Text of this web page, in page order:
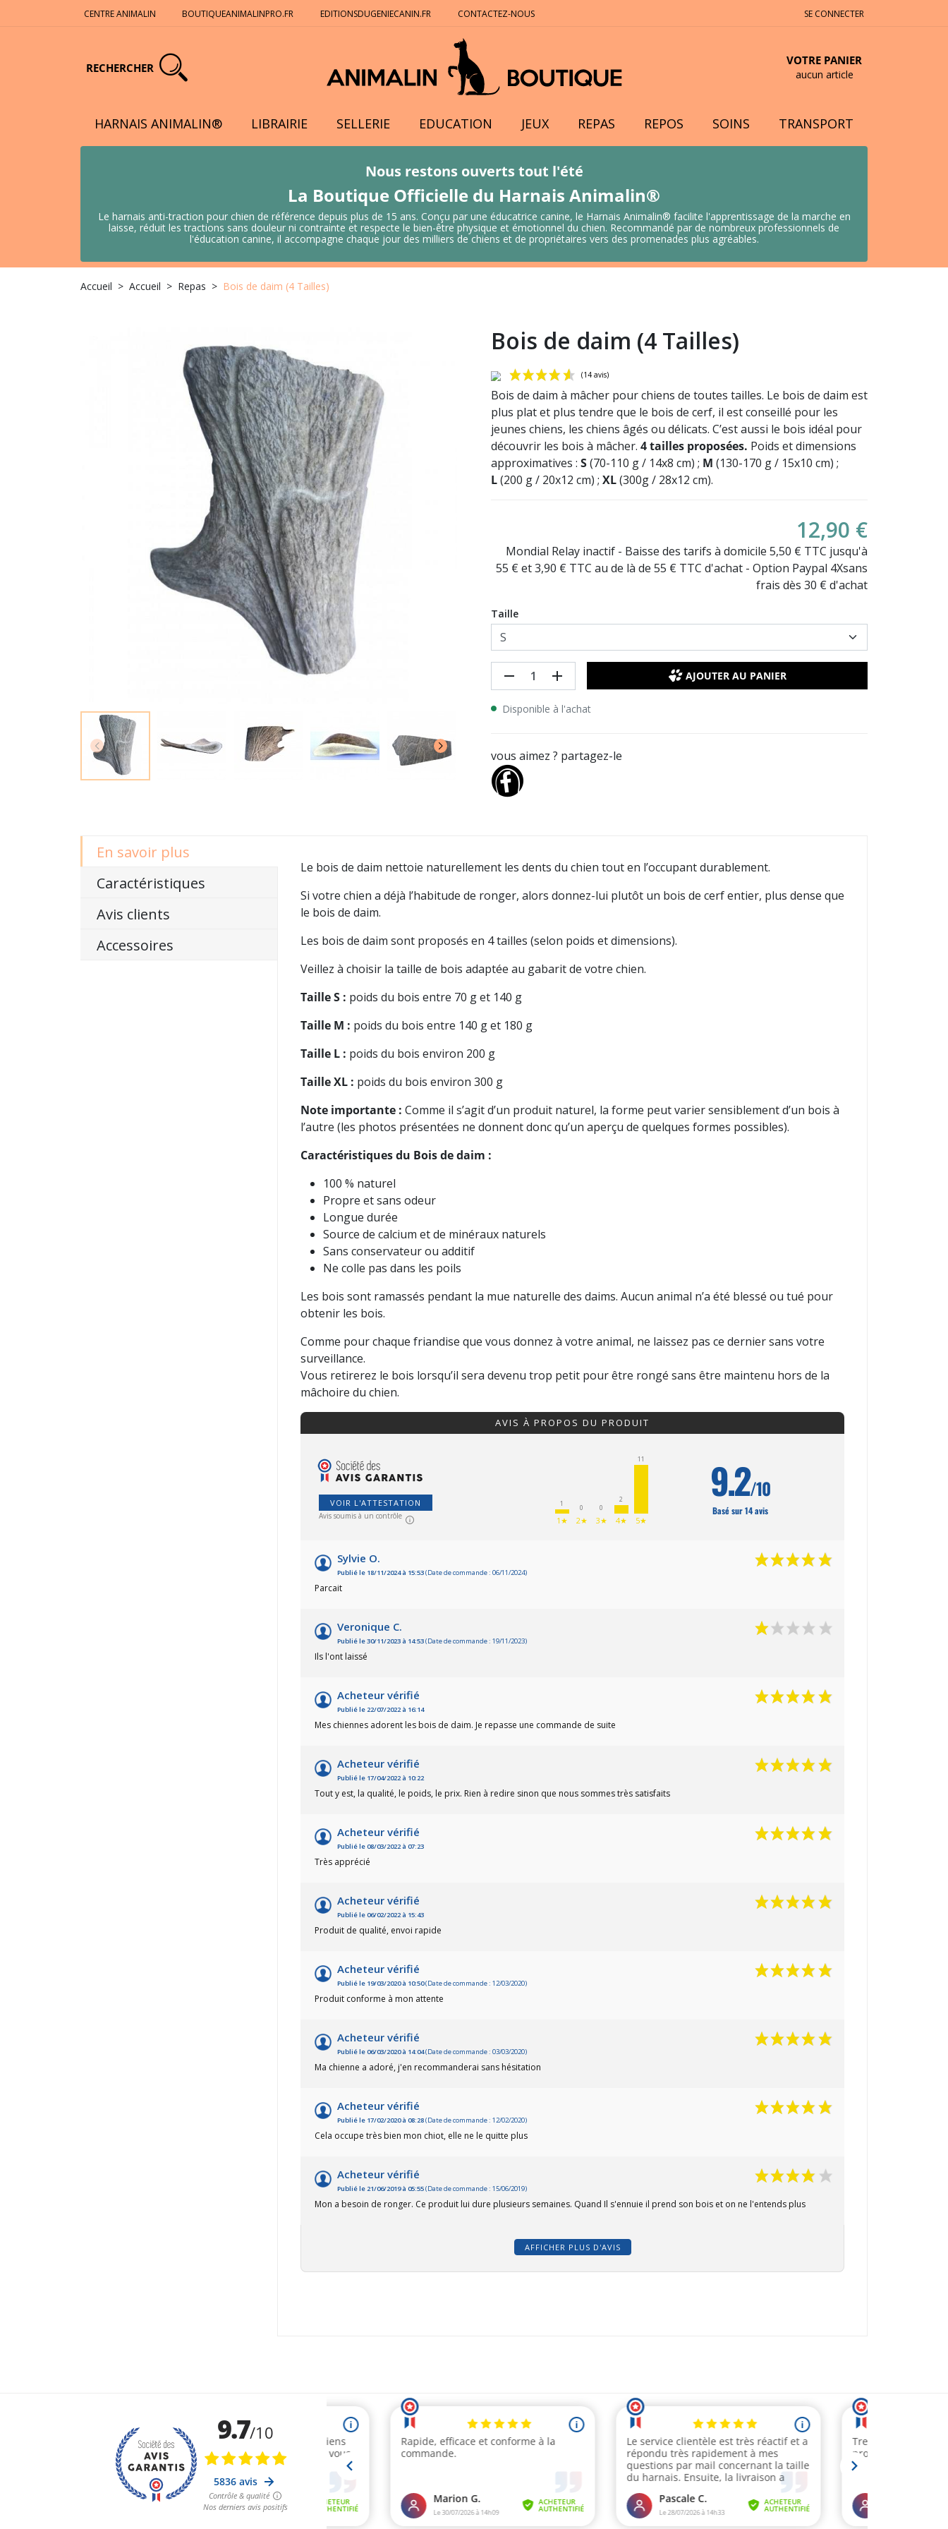
CENTRE ANIMALIN BOUTIQUEANIMALINPRO.FR EDITIONSDUGENIECANIN.FR CONTACTEZ-NOUS SE CONNECTER
RECHERCHER
VOTRE PANIER
aucun article
HARNAIS ANIMALIN® LIBRAIRIE SELLERIE EDUCATION JEUX REPAS REPOS SOINS TRANSPORT
Nous restons ouverts tout l'été
La Boutique Officielle du Harnais Animalin®
Le harnais anti-traction pour chien de référence depuis plus de 15 ans. Conçu par une éducatrice canine, le Harnais Animalin® facilite l'apprentissage de la marche en
laisse, réduit les tractions sans douleur ni contrainte et respecte le bien-être physique et émotionnel du chien. Recommandé par de nombreux professionnels de
l'éducation canine, il accompagne chaque jour des milliers de chiens et de propriétaires vers des promenades plus agréables.
Accueil Accueil Repas Bois de daim (4 Tailles)
Bois de daim (4 Tailles)
Bois de daim à mâcher pour chiens de toutes tailles. Le bois de daim est
plus plat et plus tendre que le bois de cerf, il est conseillé pour les
jeunes chiens, les chiens âgés ou délicats. C’est aussi le bois idéal pour
découvrir les bois à mâcher. 4 tailles proposées. Poids et dimensions
approximatives : S(70-110 g / 14x8 cm) ; M (130-170 g / 15x10 cm) ;
L(200 g / 20x12 cm) ; XL(300g / 28x12 cm).
12,90 €
Mondial Relay inactif - Baisse des tarifs à domicile 5,50 € TTC jusqu'à
55 € et 3,90 € TTC au de là de 55 € TTC d'achat - Option Paypal 4Xsans
frais dès 30 € d'achat
Taille
remove add AJOUTER AU PANIER
Disponible à l'achat
vous aimez ? partagez-le
En savoir plus
Caractéristiques
Avis clients
Accessoires
Le bois de daim nettoie naturellement les dents du chien tout en l’occupant durablement.
Si votre chien a déjà l’habitude de ronger, alors donnez-lui plutôt un bois de cerf entier, plus dense que
le bois de daim.
Les bois de daim sont proposés en 4 tailles (selon poids et dimensions).
Veillez à choisir la taille de bois adaptée au gabarit de votre chien.
Taille S : poids du bois entre 70 g et 140 g
Taille M : poids du bois entre 140 g et 180 g
Taille L : poids du bois environ 200 g
Taille XL : poids du bois environ 300 g
Note importante : Comme il s’agit d’un produit naturel, la forme peut varier sensiblement d’un bois à
l’autre (les photos présentées ne donnent donc qu’un aperçu de quelques formes possibles).
Caractéristiques du Bois de daim :
100 % naturel
Propre et sans odeur
Longue durée
Source de calcium et de minéraux naturels
Sans conservateur ou additif
Ne colle pas dans les poils
Les bois sont ramassés pendant la mue naturelle des daims. Aucun animal n’a été blessé ou tué pour
obtenir les bois.
Comme pour chaque friandise que vous donnez à votre animal, ne laissez pas ce dernier sans votre
surveillance.
Vous retirerez le bois lorsqu’il sera devenu trop petit pour être rongé sans être maintenu hors de la
mâchoire du chien.
AVIS À PROPOS DU PRODUIT
VOIR L'ATTESTATION
Avis soumis à un contrôle
1
1★
0
2★
0
3★
2
4★
11
5★
9.2/10
Basé sur 14 avis
Sylvie O.
Publié le 18/11/2024 à 15:53(Date de commande : 06/11/2024)
Parcait
Veronique C.
Publié le 30/11/2023 à 14:53(Date de commande : 19/11/2023)
Ils l'ont laissé
Acheteur vérifié
Publié le 22/07/2022 à 16:14
Mes chiennes adorent les bois de daim. Je repasse une commande de suite
Acheteur vérifié
Publié le 17/04/2022 à 10:22
Tout y est, la qualité, le poids, le prix. Rien à redire sinon que nous sommes très satisfaits
Acheteur vérifié
Publié le 08/03/2022 à 07:23
Très apprécié
Acheteur vérifié
Publié le 06/02/2022 à 15:43
Produit de qualité, envoi rapide
Acheteur vérifié
Publié le 19/03/2020 à 10:50(Date de commande : 12/03/2020)
Produit conforme à mon attente
Acheteur vérifié
Publié le 06/03/2020 à 14:04(Date de commande : 03/03/2020)
Ma chienne a adoré, j'en recommanderai sans hésitation
Acheteur vérifié
Publié le 17/02/2020 à 08:28(Date de commande : 12/02/2020)
Cela occupe très bien mon chiot, elle ne le quitte plus
Acheteur vérifié
Publié le 21/06/2019 à 05:55(Date de commande : 15/06/2019)
Mon a besoin de ronger. Ce produit lui dure plusieurs semaines. Quand Il s'ennuie il prend son bois et on ne l'entends plus
AFFICHER PLUS D'AVIS